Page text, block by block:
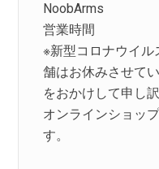
NoobArms
営業時間
※新型コロナウイ
舗はお休みさせて
をおかけして申し
オンラインショッ
す。